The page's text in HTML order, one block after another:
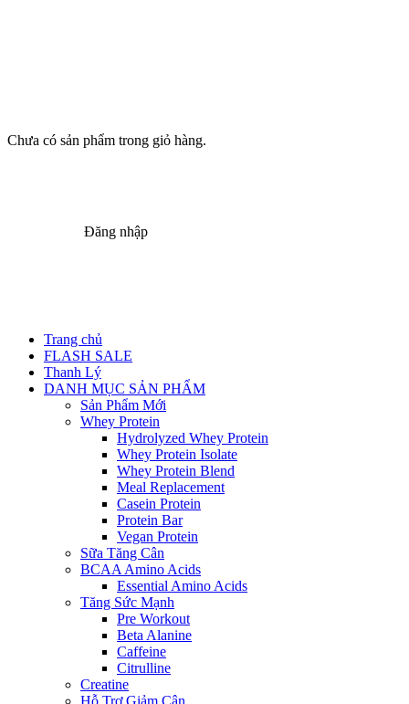
Chưa có sản phẩm trong giỏ hàng.
Đăng nhập
Trang chủ
FLASH SALE
Thanh Lý
DANH MỤC SẢN PHẨM
Sản Phẩm Mới
Whey Protein
Hydrolyzed Whey Protein
Whey Protein Isolate
Whey Protein Blend
Meal Replacement
Casein Protein
Protein Bar
Vegan Protein
Sữa Tăng Cân
BCAA Amino Acids
Essential Amino Acids
Tăng Sức Mạnh
Pre Workout
Beta Alanine
Caffeine
Citrulline
Creatine
Hỗ Trợ Giảm Cân